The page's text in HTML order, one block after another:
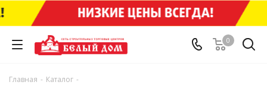
0
Главная - Каталог -